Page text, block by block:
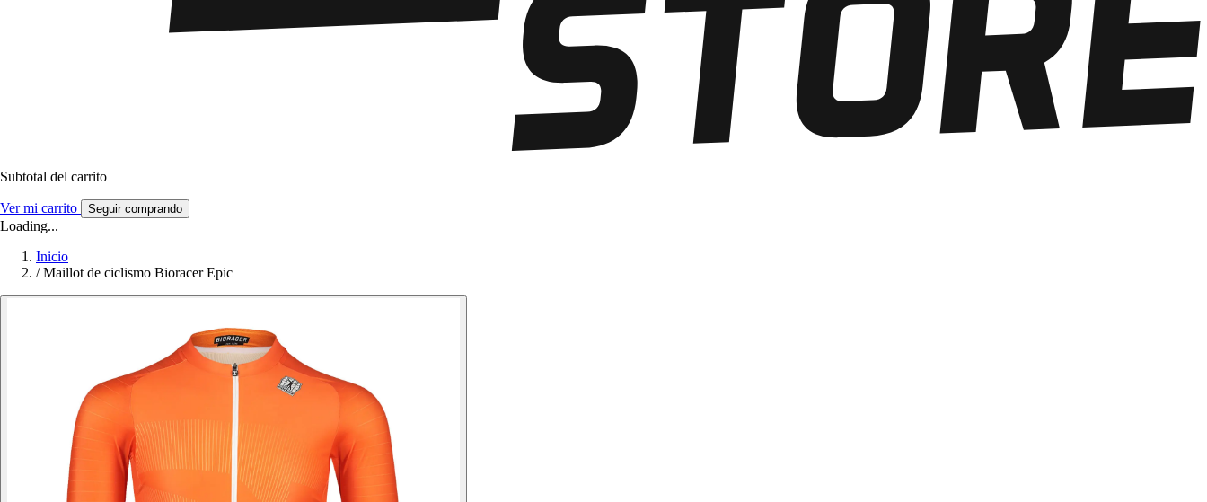
Subtotal del carrito
Ver mi carrito Seguir comprando
Loading...
Inicio
/ Maillot de ciclismo Bioracer Epic